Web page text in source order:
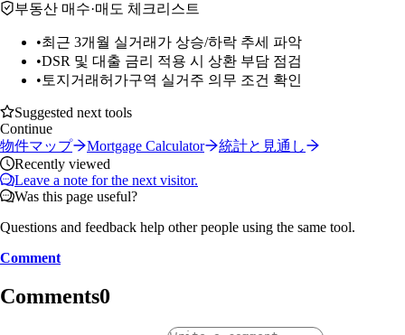
부동산 매수·매도 체크리스트
•최근 3개월 실거래가 상승/하락 추세 파악
•DSR 및 대출 금리 적용 시 상환 부담 점검
• 토지거래허가구역 실거주 의무 조건 확인
Suggested next tools
Continue
物件マップ
Mortgage Calculator
統計と見通し
Recently viewed
Leave a note for the next visitor.
Was this page useful?
Questions and feedback help other people using the same tool.
Comment
Comments0